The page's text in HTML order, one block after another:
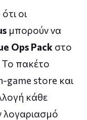
οι
μπορούν να
Ops Pack στο
Το πακέτο
game store και
κάθε
λογαριασμό